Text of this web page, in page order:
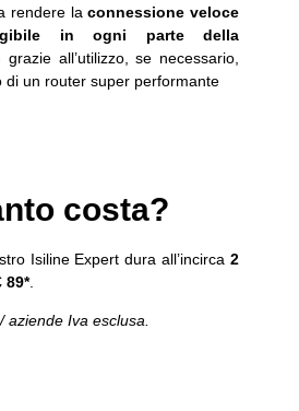
rendere laconnessione veloce
in ogni parte della
grazie all’utilizzo, se necessario,
di un router super performante
costa?
Isiline Expert dura all’incirca2
89*.
aziende Iva esclusa.